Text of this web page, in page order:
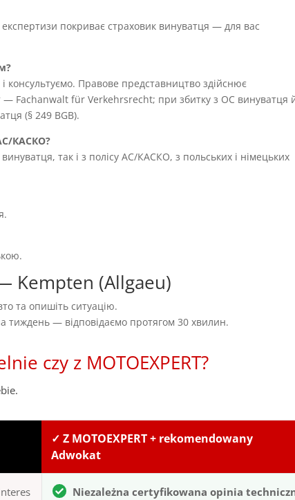
покриває страховик винуватця — для вас
Правове представництво здійснює
Fachanwalt für Verkehrsrecht; при збитку з OC винуватця
(§ 249 BGB).
КАСКО?
так і з полісу AC/КАСКО, з польських і німецьких
— Kempten (Allgaeu)
та опишіть ситуацію.
тиждень — відповідаємо протягом 30 хвилин.
czy z MOTOEXPERT?
✓ Z MOTOEXPERT + rekomendowany
Adwokat
Niezależna certyfikowana opinia